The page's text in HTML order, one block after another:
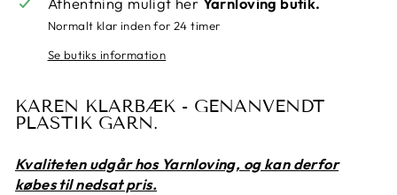
Normalt klar inden for 24 timer
Se butiks information
KAREN KLARBÆK - GENANVENDT
PLASTIK GARN.
Kvaliteten udgår hos Yarnloving, og kan derfor
købes til nedsat pris.